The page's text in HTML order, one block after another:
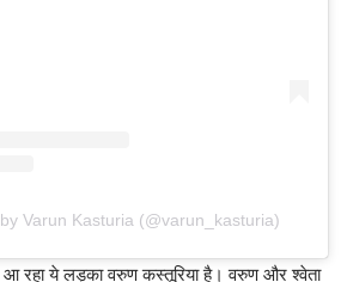
Varun Kasturia (@varun_kasturia)
आ रहा ये लड़का वरुण कस्तूरिया है। वरुण और श्वेता